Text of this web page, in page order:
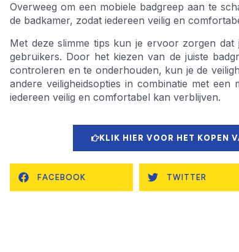
Overweeg om een mobiele badgreep aan te
de badkamer, zodat iedereen veilig en
Met deze slimme tips kun je ervoor zorgen
gebruikers. Door het kiezen van de juiste
controleren en te onderhouden, kun je de
andere veiligheidsopties in combinatie met
iedereen veilig en comfortabel kan verblijven.
KLIK HIER VOOR HET KOPEN
FACEBOOK TWITTER